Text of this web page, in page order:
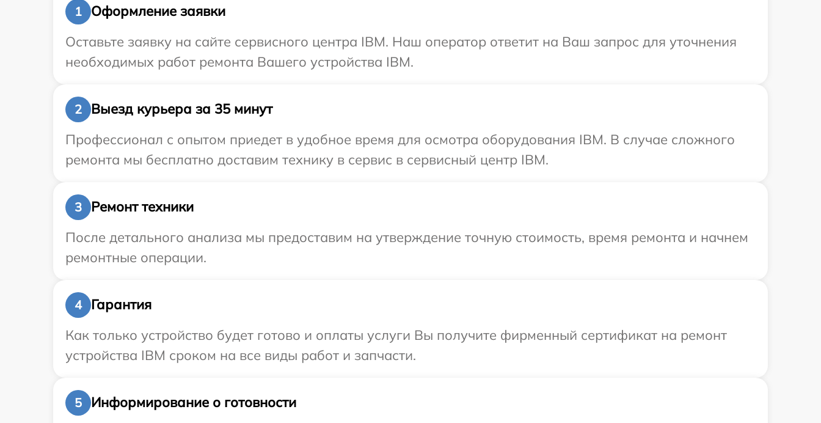
1
Оформление заявки
Оставьте заявку на сайте сервисного центра IBM. Наш оператор ответит на Ваш запрос для уточнения
необходимых работ ремонта Вашего устройства IBM.
2
Выезд курьера за 35 минут
Профессионал с опытом приедет в удобное время для осмотра оборудования IBM. В случае сложного
ремонта мы бесплатно доставим технику в сервис в сервисный центр IBM.
3
Ремонт техники
После детального анализа мы предоставим на утверждение точную стоимость, время ремонта и начнем
ремонтные операции.
4
Гарантия
Как только устройство будет готово и оплаты услуги Вы получите фирменный сертификат на ремонт
устройства IBM сроком на все виды работ и запчасти.
5
Информирование о готовности